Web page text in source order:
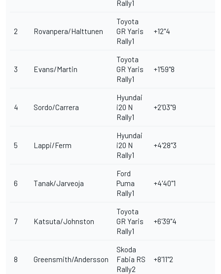
Rally1
2 Rovanpera/Halttunen
Toyota
GR Yaris
Rally1
+12"4
3 Evans/Martin
Toyota
GR Yaris
Rally1
+1'59"8
4 Sordo/Carrera
Hyundai
i20 N
Rally1
+2'03"9
5 Lappi/Ferm
Hyundai
i20 N
Rally1
+4'28"3
6 Tanak/Jarveoja
Ford
Puma
Rally1
+4'40"1
7 Katsuta/Johnston
Toyota
GR Yaris
Rally1
+6'39"4
8 Greensmith/Andersson
Skoda
Fabia RS
Rally2
+8'11"2